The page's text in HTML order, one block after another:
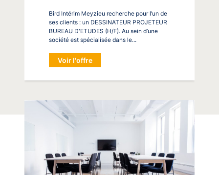
Bird Intérim Meyzieu recherche pour l’un de
ses clients : un DESSINATEUR PROJETEUR
BUREAU D'ETUDES (H/F). Au sein d’une
société est spécialisée dans le...
Voir l'offre